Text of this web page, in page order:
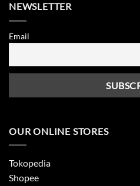
NEWSLETTER
Email
OUR ONLINE STORES
Tokopedia
Shopee